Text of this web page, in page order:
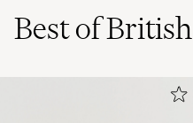
Best of British